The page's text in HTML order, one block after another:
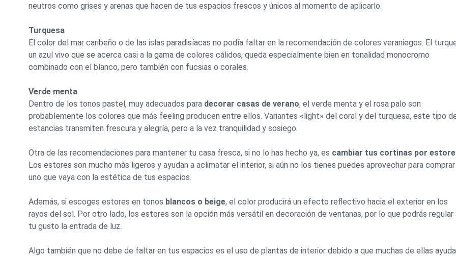
neutros como grises y arenas que hacen de tus espacios frescos y únicos al momento de aplicarlo.
Turquesa
El color del mar caribeño o de las islas paradisíacas no podía faltar en la recomendación de colores veraniegos. El
un azul vivo que se acerca casi a la gama de colores cálidos, queda especialmente bien en tonalidad monocromo
combinado con el blanco, pero también con fucsias o corales.
Verde menta
Dentro de los tonos pastel, muy adecuados para decorar casas de verano, el verde menta y el rosa palo son
probablemente los colores que más feeling producen entre ellos. Variantes «light» del coral y del turquesa, este tipo
estancias transmiten frescura y alegría, pero a la vez tranquilidad y sosiego.
Otra de las recomendaciones para mantener tu casa fresca, si no lo has hecho ya, es cambiar tus cortinas por
Los estores son mucho más ligeros y ayudan a aclimatar el interior, si aún no los tienes puedes aprovechar para comprar
uno que vaya con la estética de tus espacios.
Además, si escoges estores en tonos blancos o beige, el color producirá un efecto reflectivo hacia el exterior en los
rayos del sol. Por otro lado, los estores son la opción más versátil en decoración de ventanas, por lo que podrás regular
tu gusto la entrada de luz.
Algo también que no debe de faltar en tus espacios es el uso de plantas de interior debido a que muchas de ellas